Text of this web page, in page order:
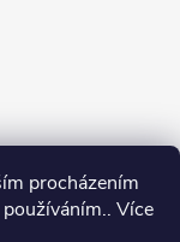
procházením
Více